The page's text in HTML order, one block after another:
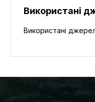
Використані
Використані